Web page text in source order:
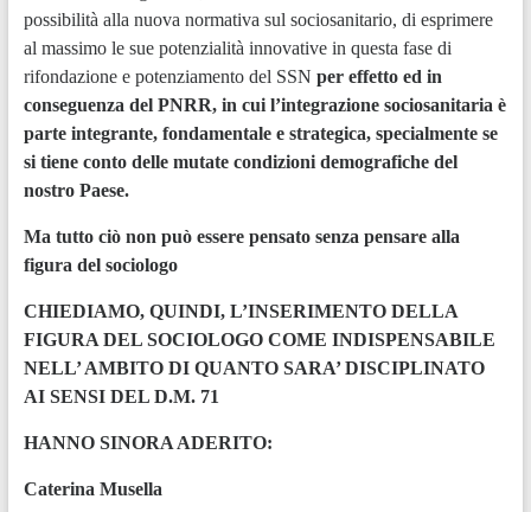
possibilità alla nuova normativa sul sociosanitario, di esprimere
al massimo le sue potenzialità innovative in questa fase di
rifondazione e potenziamento del SSN per effetto ed in
conseguenza del PNRR, in cui l’integrazione sociosanitaria è
parte integrante, fondamentale e strategica, specialmente se
si tiene conto delle mutate condizioni demografiche del
nostro Paese.
Ma tutto ciò non può essere pensato senza pensare alla
figura del sociologo
CHIEDIAMO, QUINDI, L’INSERIMENTO DELLA
FIGURA DEL SOCIOLOGO COME INDISPENSABILE
NELL’ AMBITO DI QUANTO SARA’ DISCIPLINATO
AI SENSI DEL D.M. 71
HANNO SINORA ADERITO:
Caterina Musella